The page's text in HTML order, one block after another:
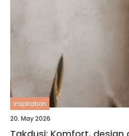
inspiration
20. May 2026